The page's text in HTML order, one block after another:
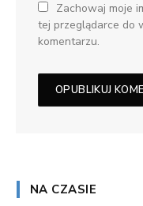
Zachowaj moje
tej przeglądarce do
komentarzu.
NA CZASIE